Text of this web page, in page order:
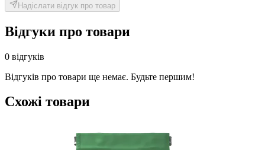
Надіслати відгук про товар
Відгуки про товари
0 відгуків
Відгуків про товари ще немає. Будьте першим!
Схожі товари